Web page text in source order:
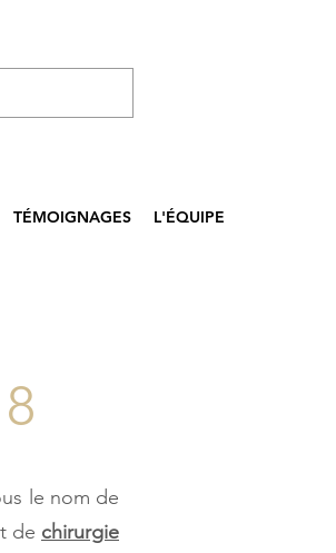
TÉMOIGNAGES L'ÉQUIPE
le nom de
de chirurgie